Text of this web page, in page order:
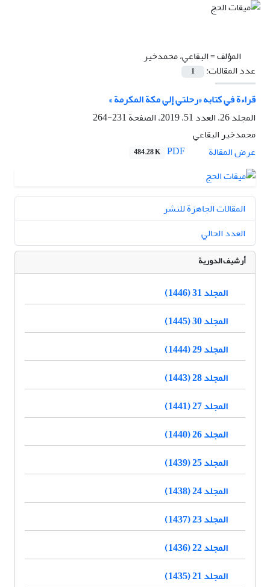
المؤلف =البقاعي، محمدخير
عدد المقالات:
1
قراءة في کتابه «رحلتي إلي مکة المکرمة »
المجلد 26، العدد 51، 2019، الصفحة
231-264
محمدخير البقاعي
عرض المقالة
484.28 K
المقالات الجاهزة للنشر
العدد الحالي
أرشيف الدورية
المجلد 31 (1446)
المجلد 30 (1445)
المجلد 29 (1444)
المجلد 28 (1443)
المجلد 27 (1441)
المجلد 26 (1440)
المجلد 25 (1439)
المجلد 24 (1438)
المجلد 23 (1437)
المجلد 22 (1436)
المجلد 21 (1435)